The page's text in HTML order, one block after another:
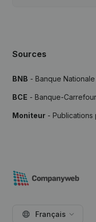
Sources
BNB - Banque
BCE - Banque-
Moniteur - Publications
Français